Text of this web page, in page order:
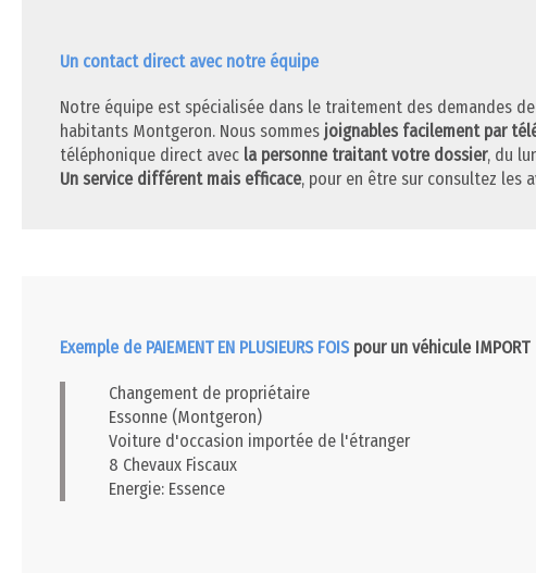
Un contact direct avec notre équipe
Notre équipe est spécialisée dans le traitement des demandes
habitants Montgeron. Nous sommes joignables facilement par
téléphonique direct avec la personne traitant votre dossier, du
Un service différent mais efficace, pour en être sur consultez les
Exemple de PAIEMENT EN PLUSIEURS FOISpour un véhicule IMPORT
Changement de propriétaire
Essonne (Montgeron)
Voiture d'occasion importée de l'étranger
8 Chevaux Fiscaux
Energie: Essence